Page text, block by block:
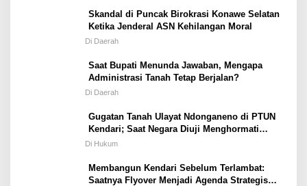
Skandal di Puncak Birokrasi Konawe Selatan
Ketika Jenderal ASN Kehilangan Moral
Di Daerah
Saat Bupati Menunda Jawaban, Mengapa
Administrasi Tanah Tetap Berjalan?
Di Daerah
Gugatan Tanah Ulayat Ndonganeno di PTUN
Kendari; Saat Negara Diuji Menghormati
Hukum atau Kekuasaan
Di Hukum
Membangun Kendari Sebelum Terlambat:
Saatnya Flyover Menjadi Agenda Strategis